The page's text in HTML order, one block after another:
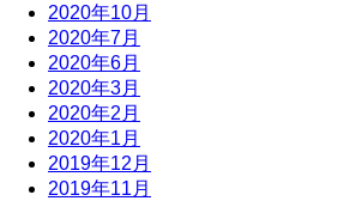
2020年10月
2020年7月
2020年6月
2020年3月
2020年2月
2020年1月
2019年12月
2019年11月